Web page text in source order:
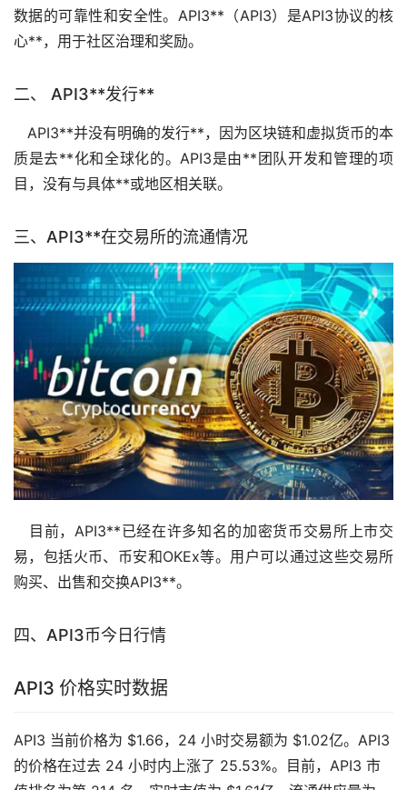
数据的可靠性和安全性。API3**（API3）是API3协议的核
心**，用于社区治理和奖励。
二、 API3**发行**
API3**并没有明确的发行**，因为区块链和虚拟货币的本
质是去**化和全球化的。API3是由**团队开发和管理的项
目，没有与具体**或地区相关联。
三、API3**在交易所的流通情况
目前，API3**已经在许多知名的加密货币交易所上市交
易，包括火币、 币安和OKEx等。用户可以通过这些交易所
购买、出售和交换API3**。
四、API3币今日行情
API3 价格实时数据
API3 当前价格为 $1.66，24 小时交易额为 $1.02亿。API3
的价格在过去 24 小时内上涨了 25.53%。目前，API3 市